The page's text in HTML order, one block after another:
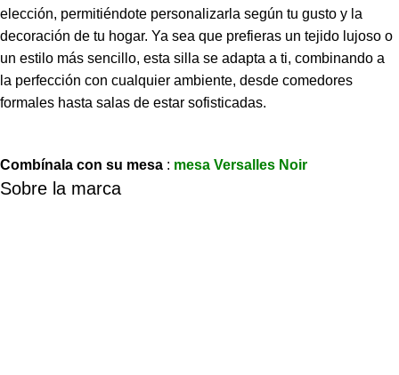
elección, permitiéndote personalizarla según tu gusto y la
decoración de tu hogar. Ya sea que prefieras un tejido lujoso o
un estilo más sencillo, esta silla se adapta a ti, combinando a
la perfección con cualquier ambiente, desde comedores
formales hasta salas de estar sofisticadas.
Combínala con su mesa : mesa Versalles Noir
Sobre la marca